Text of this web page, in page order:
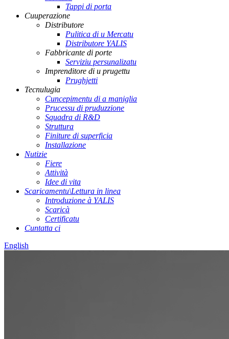
Tappi di porta
Cuuperazione
Distributore
Pulitica di u Mercatu
Distributore YALIS
Fabbricante di porte
Serviziu persunalizatu
Imprenditore di u prugettu
Prughjetti
Tecnulugia
Cuncepimentu di a maniglia
Prucessu di pruduzzione
Squadra di R&D
Struttura
Finiture di superficia
Installazione
Nutizie
Fiere
Attività
Idee di vita
Scaricamentu\Lettura in linea
Introduzione à YALIS
Scaricà
Certificatu
Cuntatta ci
English